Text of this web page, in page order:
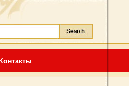
Контакты